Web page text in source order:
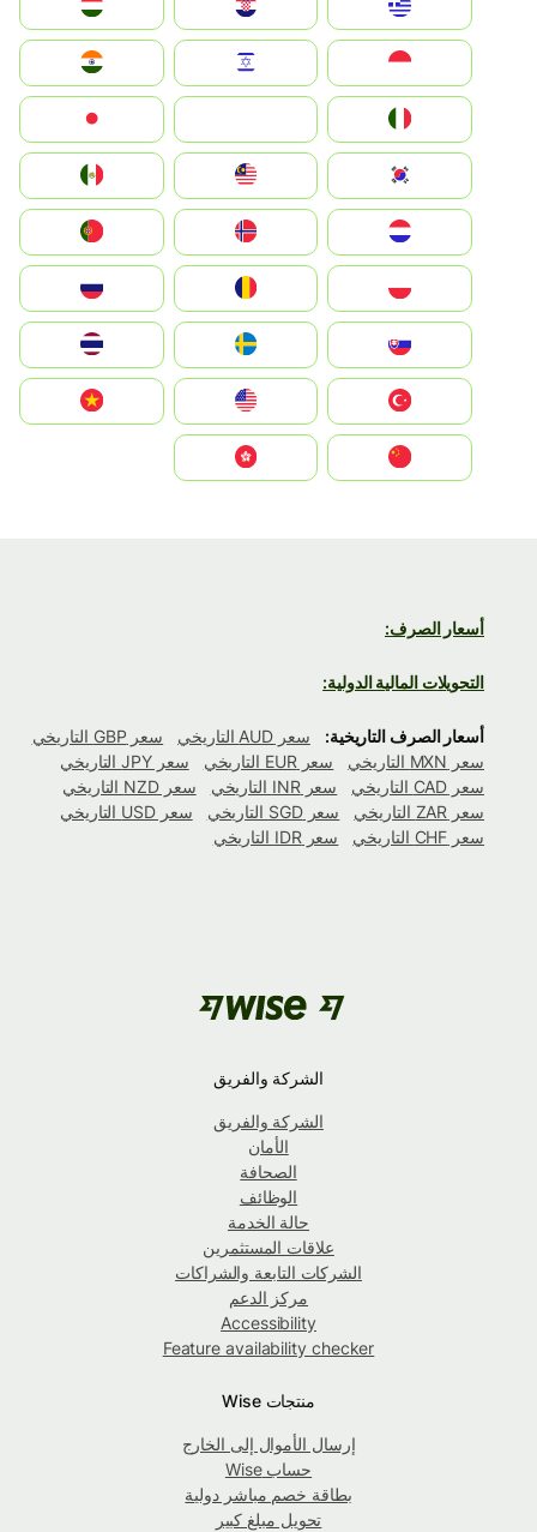
Hrvatska
Magyarország
Indonesia
South Korea
Nederland
Portugal
România
Slovensko
United States
Vietnam
أسعار الصرف:
التحويلات المالية الدولية:
أسعار الصرف التاريخية: سعر AUD التاريخي
سعر GBP التاريخي
سعر MXN التاريخي
سعر EUR التاريخي
سعر JPY التاريخي
سعر CAD التاريخي
سعر INR التاريخي
سعر NZD التاريخي
سعر ZAR التاريخي
سعر SGD التاريخي
سعر USD التاريخي
سعر CHF التاريخي
سعر IDR التاريخي
الشركة والفريق
الشركة والفريق
الأمان
الصحافة
الوظائف
حالة الخدمة
علاقات المستثمرين
الشركات التابعة والشراكات
مركز الدعم
Accessibility
Feature availability checker
منتجات Wise
إرسال الأموال إلى الخارج
حساب Wise
بطاقة خصم مباشر دولية
تحويل مبلغ كبير